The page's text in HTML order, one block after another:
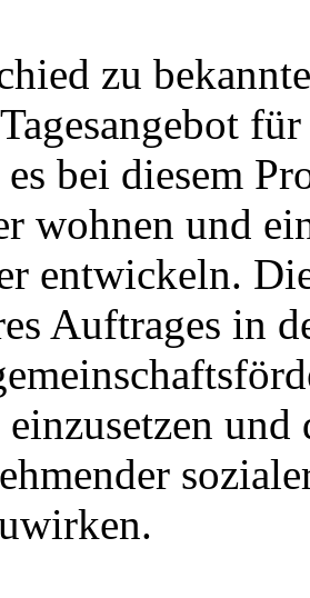
zu
bei diesem
wohnen und
entwickeln.
Auftrages in
einzusetzen